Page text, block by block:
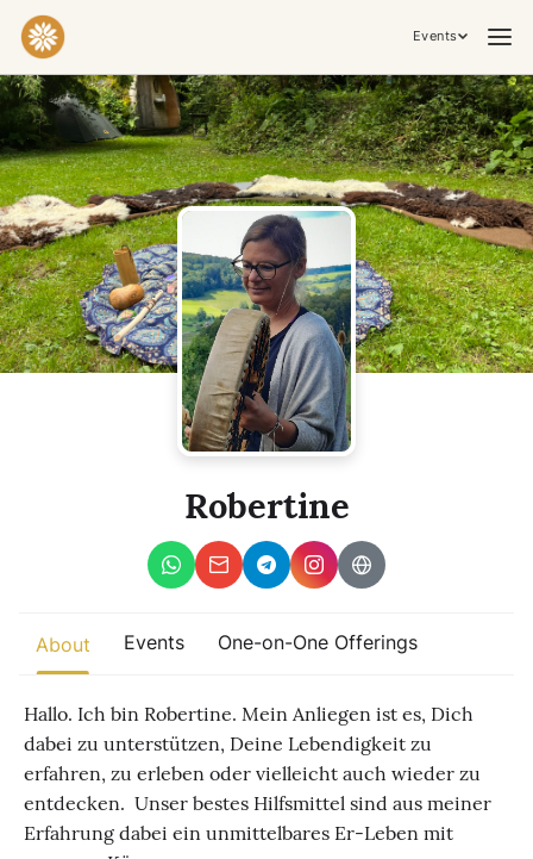
Events
Practices & Inner Work
Yoga
Meditation
Breathwork
Embodiment
Tantra
Ceremony, Music & Movement
Kirtan
Sound Healing
Cacao Ceremony
world wide
A global view of gatherings where connection, presence, and
growth are actively unfolding.
Robertine
About Events One-on-One Offerings
Hallo. Ich bin Robertine. Mein Anliegen ist es, Dich
dabei zu unterstützen, Deine Lebendigkeit zu
erfahren, zu erleben oder vielleicht auch wieder zu
entdecken. Unser bestes Hilfsmittel sind aus meiner
Erfahrung dabei ein unmittelbares Er-Leben mit